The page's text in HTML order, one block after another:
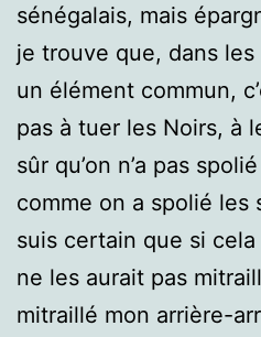
sénégalais, mais
je trouve que, dans
un élément commun,
pas à tuer les Noirs, à
sûr qu’on n’a pas
comme on a spolié les
suis certain que si
ne les aurait pas
mitraillé mon arrière-